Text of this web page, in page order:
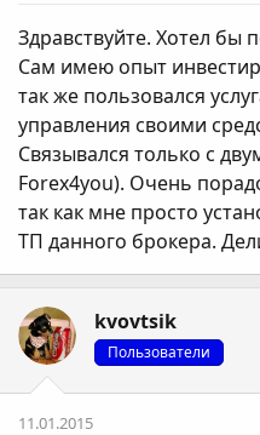
н
я
Здравствуйте. Хотел бы
Сам имею опыт
так же пользовался
управления своими
Связывался только с
Forex4you). Очень
так как мне просто
ТП данного брокера.
kvovtsik
Пользователи
11.01.2015